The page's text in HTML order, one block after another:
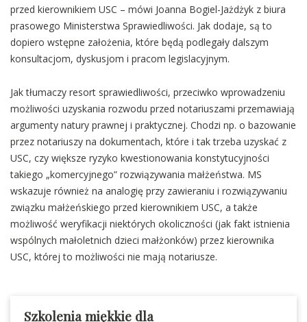
przed kierownikiem USC – mówi Joanna Bogiel-Jażdżyk z biura
prasowego Ministerstwa Sprawiedliwości. Jak dodaje, są to
dopiero wstępne założenia, które będą podlegały dalszym
konsultacjom, dyskusjom i pracom legislacyjnym.
Jak tłumaczy resort sprawiedliwości, przeciwko wprowadzeniu
możliwości uzyskania rozwodu przed notariuszami przemawiają
argumenty natury prawnej i praktycznej. Chodzi np. o bazowanie
przez notariuszy na dokumentach, które i tak trzeba uzyskać z
USC, czy większe ryzyko kwestionowania konstytucyjności
takiego „komercyjnego” rozwiązywania małżeństwa. MS
wskazuje również na analogię przy zawieraniu i rozwiązywaniu
związku małżeńskiego przed kierownikiem USC, a także
możliwość weryfikacji niektórych okoliczności (jak fakt istnienia
wspólnych małoletnich dzieci małżonków) przez kierownika
USC, której to możliwości nie mają notariusze.
Szkolenia miękkie dla